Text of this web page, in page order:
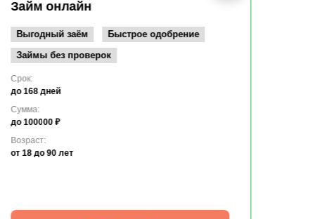
Займ онлайн
Выгодный заём
Быстрое одобрение
Займы без проверок
Срок:
до 168 дней
Сумма:
до 100000 ₽
Возраст:
от 18 до 90 лет